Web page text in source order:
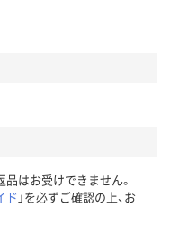
品はお受けできません。
ド 」を必ずご確認の上、お